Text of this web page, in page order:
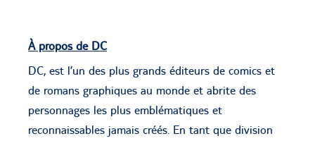
À propos de DC
DC, est l’un des plus grands éditeurs de comics et
de romans graphiques au monde et abrite des
personnages les plus emblématiques et
reconnaissables jamais créés. En tant que division